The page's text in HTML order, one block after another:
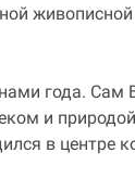
года. Сам
и
в центре